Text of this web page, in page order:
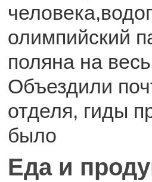
олимпийский
поляна на
Объездили
отделя, гиды
было
Еда и